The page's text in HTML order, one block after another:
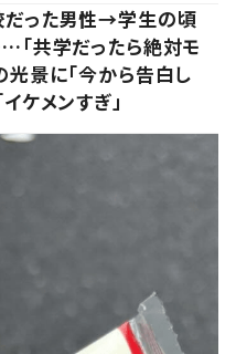
だった男性→学生の頃
共学だったら絶対モ
光景に「今から告白し
ケメンすぎ」